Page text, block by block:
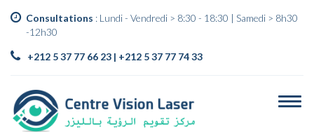
Consultations : Lundi - Vendredi > 8:30 - 18:30 | Samedi > 8h30
-12h30
+212 5 37 77 66 23 | +212 5 37 77 74 33